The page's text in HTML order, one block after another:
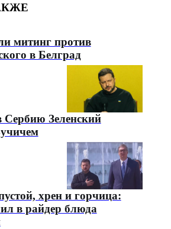
митинг против
в Белград
Зеленский
хрен и горчица:
в райдер блюда